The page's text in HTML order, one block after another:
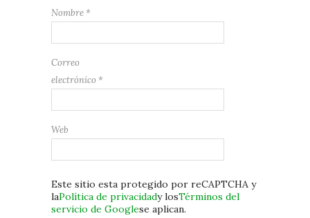
Nombre *
Correo
electrónico *
Web
Este sitio esta protegido por reCAPTCHA y
laPolítica de privacidady losTérminos del
servicio de Googlese aplican.